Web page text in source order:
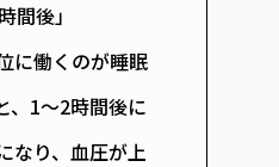
間後」
に働くのが睡眠
、1～2時間後に
なり、血圧が上